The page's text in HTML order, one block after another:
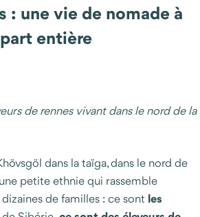
: une vie de nomade à
part entière
de rennes vivant dans le nord de la
dans la taïga, dans le nord de
petite ethnie qui rassemble
de familles : ce sont les